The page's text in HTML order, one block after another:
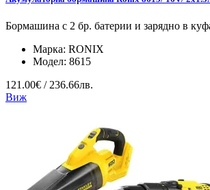
Бормашина с 2 бр. батерии и зарядно в
Марка: RONIX
Модел: 8615
121.00€ / 236.66лв.
Виж